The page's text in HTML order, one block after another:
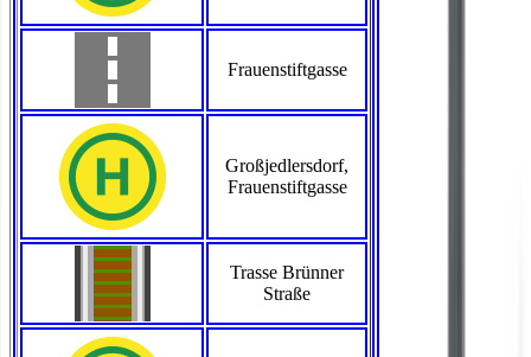
Frauenstiftgasse
Großjedlersdorf,
Frauenstiftgasse
Trasse Brünner
Straße